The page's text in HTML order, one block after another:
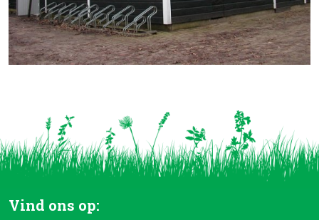
Vind ons op: